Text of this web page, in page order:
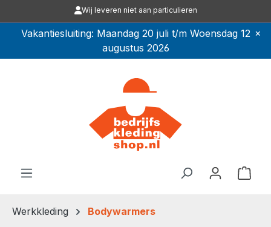
Ga naar de hoofdinhoudWij leveren niet aan particulieren
Vakantiesluiting: Maandag 20 juli t/m Woensdag 12
augustus 2026
×
Werkkleding Bodywarmers